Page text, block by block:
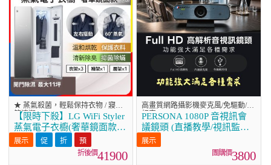
★ 蒸氣殺菌，輕鬆保持衣物 / 寢具
等清潔
【限時下殺】LG WiFi Styler
蒸氣電子衣櫥(奢華鏡面款)
E523MR
41900
高畫質網路攝影機麥克風/免驅動/高
相容
PERSONA 1080P 音視訊會
議鏡頭 (直播教學/視訊監控 /
網路攝影機) KTACAM-912
3800